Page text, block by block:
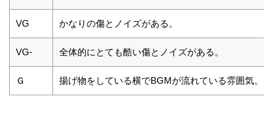
VG かなりの傷とノイズがある。
VG- 全体的にとても酷い傷とノイズがある。
Ｇ 揚げ物をしている横でBGMが流れている雰囲気。